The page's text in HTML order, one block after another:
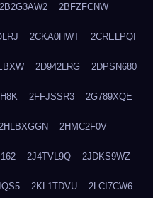
2B2G3AW2 2BFZFCNW
2CKA0HWT 2CRELPQI
2D942LRG 2DPSN680
2FFJSSR3 2G789XQE
2HLBXGGN 2HMC2F0V
2J4TVL9Q 2JDKS9WZ
2KL1TDVU 2LCI7CW6